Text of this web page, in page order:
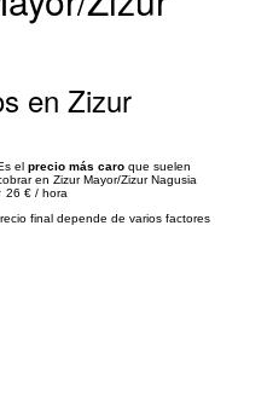
en Zizur
el precio más caro que suelen
en Zizur Mayor/Zizur Nagusia
26 € / hora
final depende de varios factores